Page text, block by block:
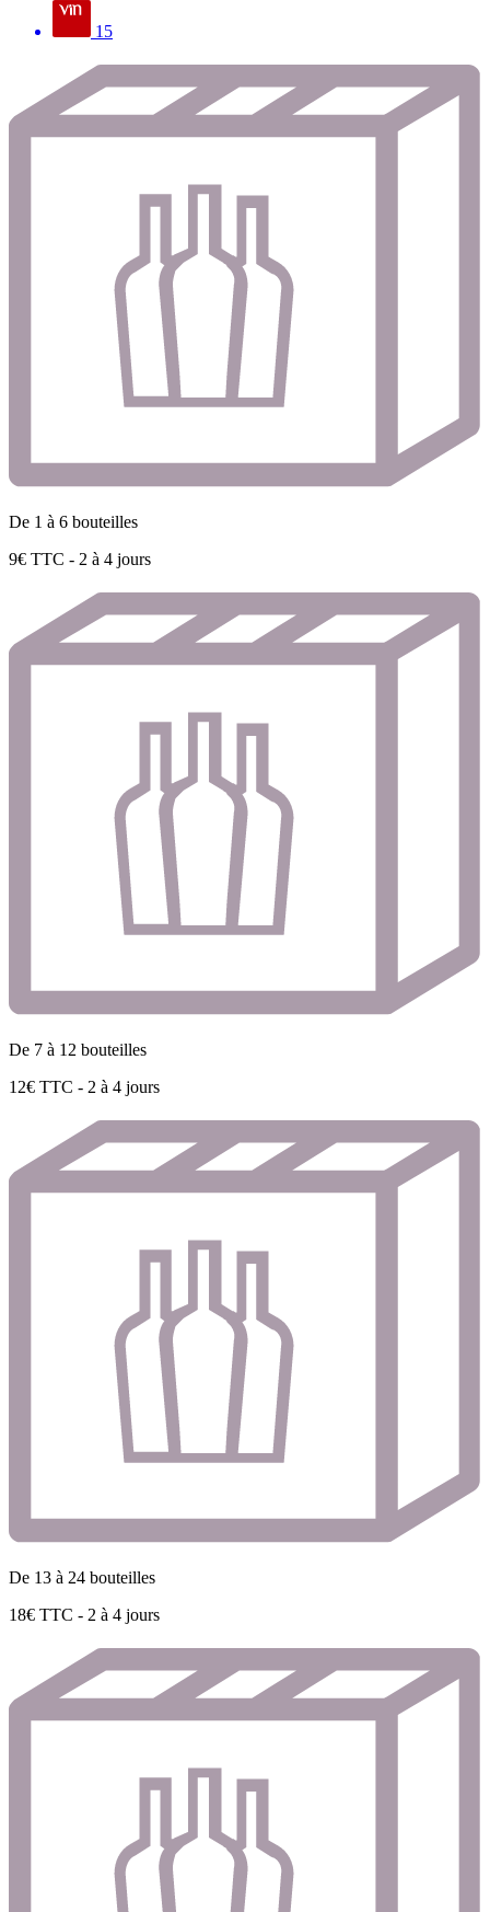
15
De 1 à 6 bouteilles
9€ TTC - 2 à 4 jours
De 7 à 12 bouteilles
12€ TTC - 2 à 4 jours
De 13 à 24 bouteilles
18€ TTC - 2 à 4 jours